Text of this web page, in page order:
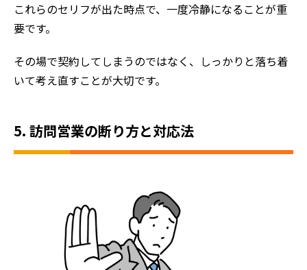
これらのセリフが出た時点で、一度冷静になることが重
要です。
その場で契約してしまうのではなく、しっかりと落ち着
いて考え直すことが大切です。
5. 訪問営業の断り方と対応法